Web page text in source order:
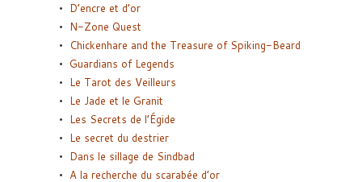
D’encre et d’or
N-Zone Quest
Chickenhare and the Treasure of Spiking-Beard
Guardians of Legends
Le Tarot des Veilleurs
Le Jade et le Granit
Les Secrets de l’Égide
Le secret du destrier
Dans le sillage de Sindbad
A la recherche du scarabée d’or